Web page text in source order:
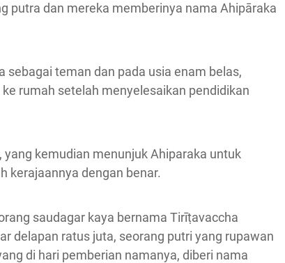
putra dan mereka memberinya nama Ahipāraka
teman dan pada usia enam belas,
rumah setelah menyelesaikan pendidikan
kemudian menunjuk Ahiparaka untuk
kerajaannya dengan benar.
saudagar kaya bernama Tirīṭavaccha
delapan ratus juta, seorang putri yang rupawan
di hari pemberian namanya, diberi nama